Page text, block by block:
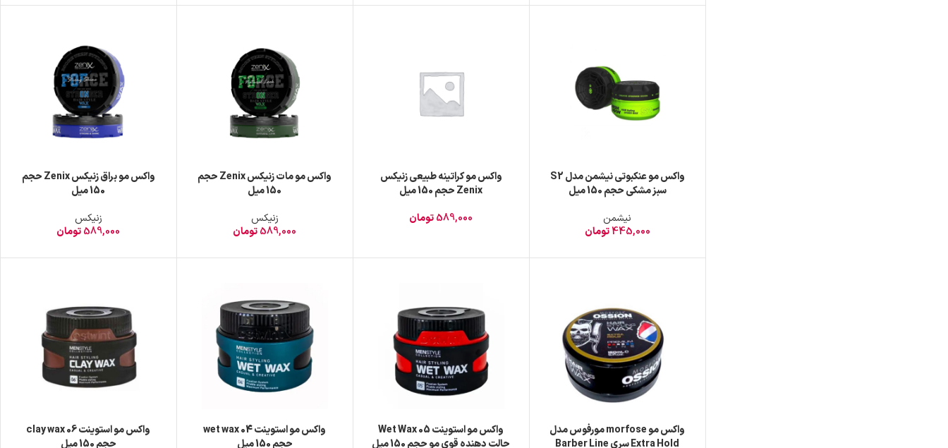
واکس مو عنکبوتی نیشمن مدل S2
سبز مشکی حجم 150 میل
نیشمن
445,000تومان
واکس مو کراتینه طبیعی زنیکس
Zenix حجم 150 میل
589,000تومان
واکس مو مات زنیکس Zenix حجم
150 میل
زنیکس
589,000تومان
واکس مو براق زنیکس Zenix حجم
150 میل
زنیکس
589,000تومان
واکس مو morfose مورفوس مدل
Extra Hold سری Barber Line
واکس مو استوینت Wet Wax 05
حالت دهنده قوی مو حجم 150 میل
واکس مو استوینت wet wax 04
حجم 150 میل
واکس مو استوینت clay wax 06
حجم 150 میل